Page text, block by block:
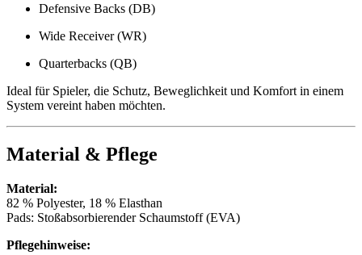
Defensive Backs (DB)
Wide Receiver (WR)
Quarterbacks (QB)
Ideal für Spieler, die Schutz, Beweglichkeit und Komfort in einem
System vereint haben möchten.
Material & Pflege
Material:
82 % Polyester, 18 % Elasthan
Pads: Stoßabsorbierender Schaumstoff (EVA)
Pflegehinweise: